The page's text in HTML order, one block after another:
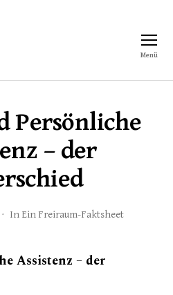
Menü
Persönliche
– der
In Ein Freiraum-Faktsheet
Assistenz – der